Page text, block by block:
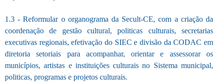
1.3 - Reformular o organograma da Secult-CE, com a criação da
coordenação de gestão cultural, politicas culturais, secretarias
executivas regionais, efetivação do SIEC e divisão da CODAC em
diretoria setoriais para acompanhar, orientar e assessorar os
municípios, artistas e instituições culturais no Sistema municipal,
politicas, programas e projetos culturais.